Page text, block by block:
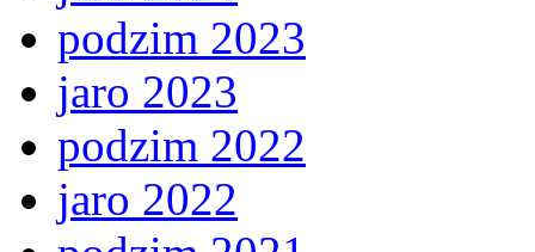
podzim 2023
jaro 2023
podzim 2022
jaro 2022